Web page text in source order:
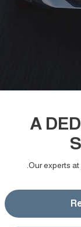
A
Our experts at